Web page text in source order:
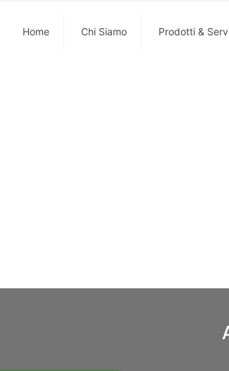
Home Chi Siamo Prodotti &